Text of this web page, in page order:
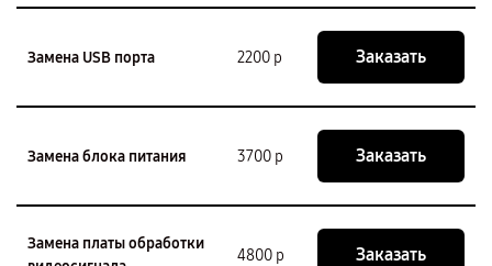
Замена USB порта 2200 р Заказать
Замена блока питания 3700 р Заказать
Замена платы обработки
4800 р Заказать